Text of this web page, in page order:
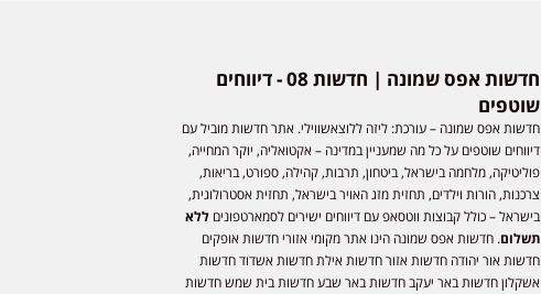
חדשות אפס שמונה | חדשות 08 - דיווחים
שוטפים
חדשות אפס שמונה – עורכת: ליזה ללוצאשווילי. אתר חדשות מוביל עם
דיווחים שוטפים על כל מה שמעניין במדינה – אקטואליה, יוקר המחייה,
פוליטיקה, מלחמה בישראל, ביטחון, תרבות, קהילה, ספורט, בריאות,
צרכנות, הורות וילדים, תחזית מזג האויר בישראל, תחזית אסטרולוגית,
בישראל – כולל קבוצות ווטסאפ עם דיווחים ישירים לסמארטפוניםללא
תשלום. חדשות אפס שמונה הינו אתר מקומי אזורי חדשות אופקים
חדשות אור יהודה חדשות אזור חדשות אילת חדשות אשדוד חדשות
אשקלון חדשות באר יעקב חדשות באר שבע חדשות בית שמש חדשות